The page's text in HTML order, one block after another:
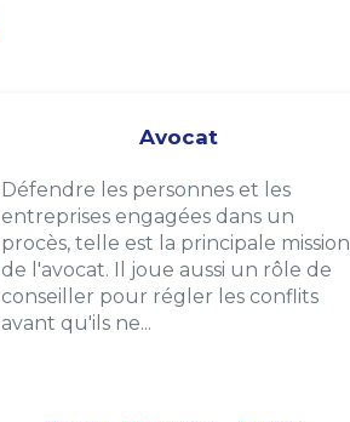
Avocat
Défendre les personnes et les
entreprises engagées dans un
procès, telle est la principale mission
de l'avocat. Il joue aussi un rôle de
conseiller pour régler les conflits
avant qu'ils ne...